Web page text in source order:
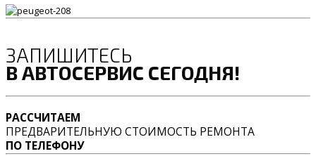
ЗАПИШИТЕСЬ
В АВТОСЕРВИС СЕГОДНЯ!
РАССЧИТАЕМ
ПРЕДВАРИТЕЛЬНУЮ СТОИМОСТЬ РЕМОНТА
ПО ТЕЛЕФОНУ